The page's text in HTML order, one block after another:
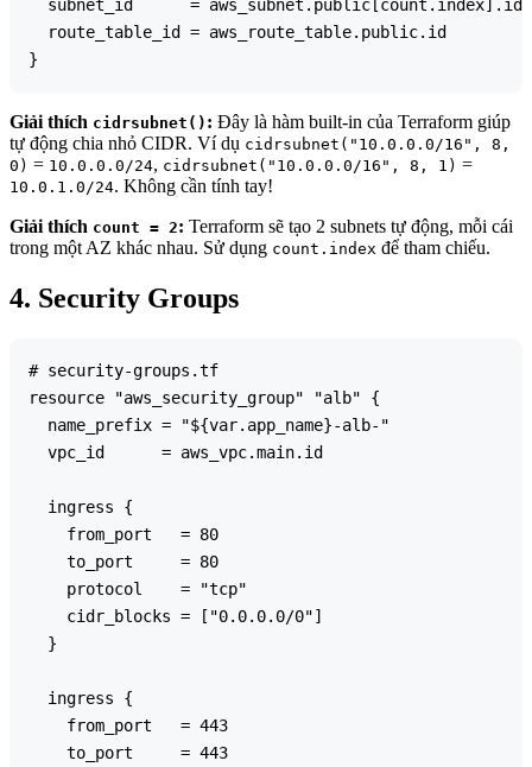
  subnet_id      = aws_subnet.public[count.index].id
  route_table_id = aws_route_table.public.id
Giải thích cidrsubnet() : Đây là hàm built-in của Terraform giúp
tự động chia nhỏ CIDR. Ví dụ cidrsubnet("10.0.0.0/16", 8,
0) = 10.0.0.0/24, cidrsubnet("10.0.0.0/16", 8, 1) =
10.0.1.0/24. Không cần tính tay!
Giải thích count = 2: Terraform sẽ tạo 2 subnets tự động, mỗi cái
trong một AZ khác nhau. Sử dụng count.index để tham chiếu.
4. Security Groups
# security-groups.tf
resource "aws_security_group" "alb" {
  name_prefix = "${var.app_name}-alb-"
  vpc_id      = aws_vpc.main.id
  ingress {
    from_port   = 80
    to_port     = 80
    protocol    = "tcp"
    cidr_blocks = ["0.0.0.0/0"]
  }
  ingress {
    from_port   = 443
    to_port     = 443